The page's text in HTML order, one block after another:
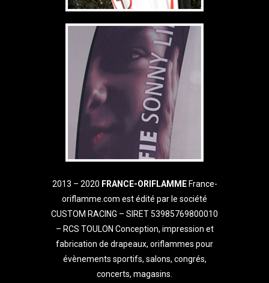
2013 – 2020 FRANCE-ORIFLAMMEFrance-
oriflamme.com est édité par le société
CUSTOM RACING – SIRET 53985769800010
– RCS TOULON Conception, impression et
fabrication de drapeaux, oriflammes pour
évènements sportifs, salons, congrés,
concerts, magasins.